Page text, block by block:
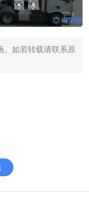
。如若转载请联系原